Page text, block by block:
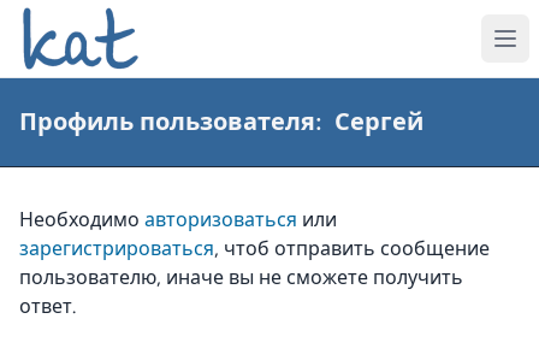
Профиль пользователя: Сергей
Необходимо авторизоваться или
зарегистрироваться, чтоб отправить сообщение
пользователю, иначе вы не сможете получить
ответ.